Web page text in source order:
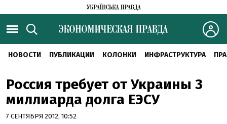
НОВОСТИ ПУБЛИКАЦИИ КОЛОНКИ ИНФРАСТРУКТУРА
Россия требует от Украины 3
миллиарда долга ЕЭСУ
7 СЕНТЯБРЯ 2012, 10:52